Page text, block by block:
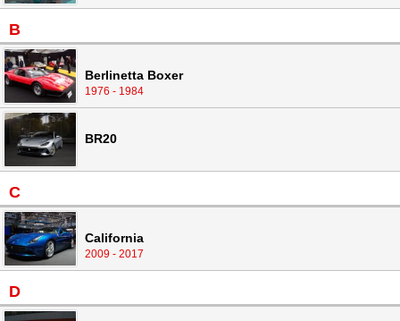
B
Berlinetta Boxer
1976 - 1984
BR20
C
California
2009 - 2017
D